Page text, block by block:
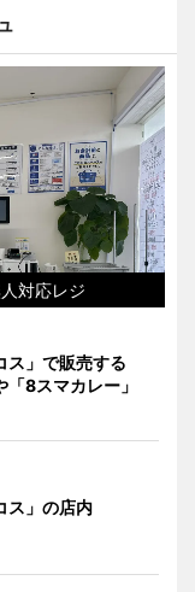
対応レジ
ス」で販売する
「8スマカレー」
ス」の店内